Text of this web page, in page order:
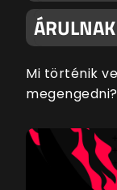
Mi történik
megengedni?